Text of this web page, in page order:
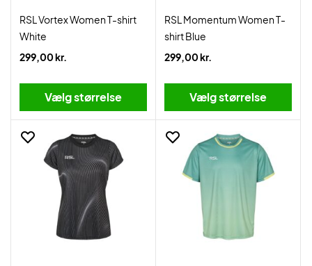
RSL Vortex Women T-shirt
White
299,00 kr.
Vælg størrelse
RSL Momentum Women T-
shirt Blue
299,00 kr.
Vælg størrelse